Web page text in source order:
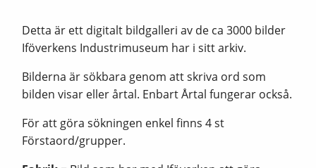
Detta är ett digitalt bildgalleri av de ca 3000 bilder
Iföverkens Industrimuseum har i sitt arkiv.
Bilderna är sökbara genom att skriva ord som
bilden visar eller årtal. Enbart Årtal fungerar också.
För att göra sökningen enkel finns 4 st
Förstaord/grupper.